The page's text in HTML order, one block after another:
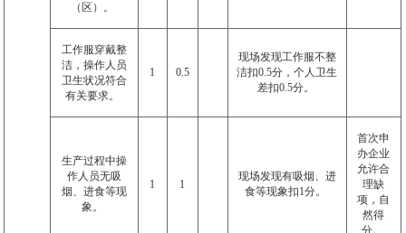
（区）。
工作服穿戴整
洁，操作人员
卫生状况符合
有关要求。
1 0.5
现场发现工作服不整
洁扣0.5分，个人卫生
差扣0.5分。
生产过程中操
作人员无吸
烟、进食等现
象。
1 1
现场发现有吸烟、进
食等现象扣1分。
首次申
办企业
允许合
理缺
项，自
然得
分。